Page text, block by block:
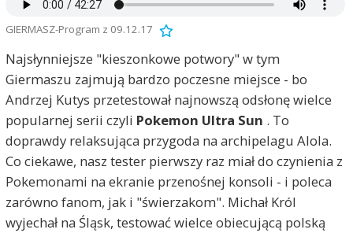
GIERMASZ-Program z 09.12.17
Najsłynniejsze "kieszonkowe potwory" w tym
Giermaszu zajmują bardzo poczesne miejsce - bo
Andrzej Kutys przetestował najnowszą odsłonę wielce
popularnej serii czyli Pokemon Ultra Sun . To
doprawdy relaksująca przygoda na archipelagu Alola.
Co ciekawe, nasz tester pierwszy raz miał do czynienia z
Pokemonami na ekranie przenośnej konsoli - i poleca
zarówno fanom, jak i "świerzakom". Michał Król
wyjechał na Śląsk, testować wielce obiecującą polską